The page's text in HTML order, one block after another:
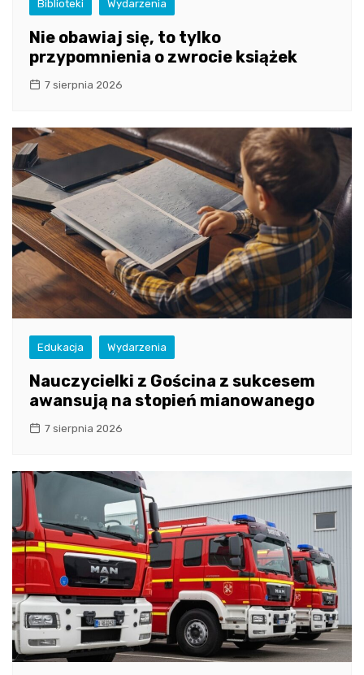
Biblioteki Wydarzenia
Nie obawiaj się, to tylko
przypomnienia o zwrocie książek
7 sierpnia 2026
Edukacja Wydarzenia
Nauczycielki z Gościna z sukcesem
awansują na stopień mianowanego
7 sierpnia 2026